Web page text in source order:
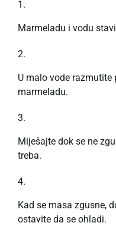
Marmeladu i vodu
U malo vode
marmeladu.
Miješajte dok se ne
treba.
Kad se masa zgusne,
ostavite da se ohladi.